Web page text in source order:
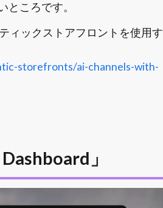
ころです。
ィックストアフロントを使用す
storefronts/ai-channels-with-
」